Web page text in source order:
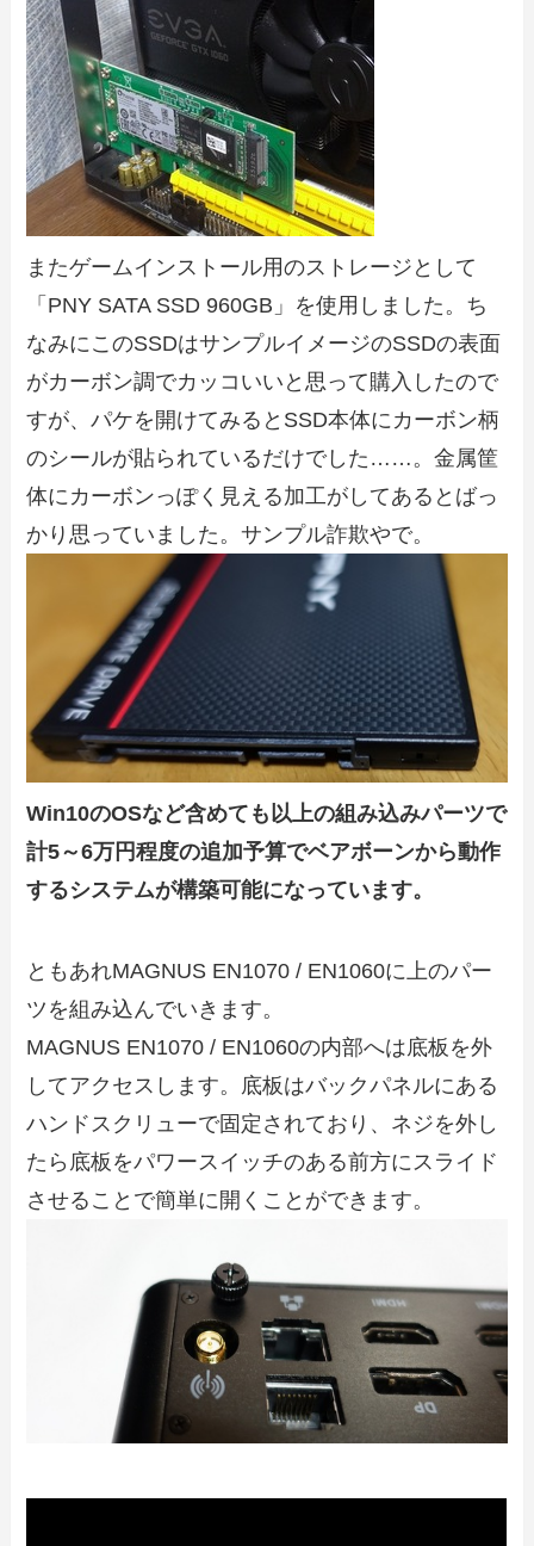
またゲームインストール用のストレージとして
「PNY SATA SSD 960GB」を使用しました。ち
なみにこのSSDはサンプルイメージのSSDの表面
がカーボン調でカッコいいと思って購入したので
すが、パケを開けてみるとSSD本体にカーボン柄
のシールが貼られているだけでした……。金属筐
体にカーボンっぽく見える加工がしてあるとばっ
かり思っていました。サンプル詐欺やで。
Win10のOSなど含めても以上の組み込みパーツで
計5～6万円程度の追加予算でベアボーンから動作
するシステムが構築可能になっています。
ともあれMAGNUS EN1070 / EN1060に上のパー
ツを組み込んでいきます。
MAGNUS EN1070 / EN1060の内部へは底板を外
してアクセスします。底板はバックパネルにある
ハンドスクリューで固定されており、ネジを外し
たら底板をパワースイッチのある前方にスライド
させることで簡単に開くことができます。